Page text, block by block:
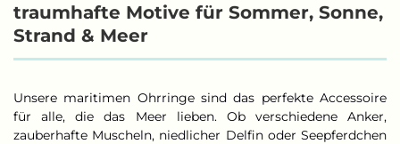
traumhafte Motive für Sommer, Sonne,
Strand & Meer
Unsere maritimen Ohrringe sind das perfekte Accessoire
für alle, die das Meer lieben. Ob verschiedene Anker,
zauberhafte Muscheln, niedlicher Delfin oder Seepferdchen